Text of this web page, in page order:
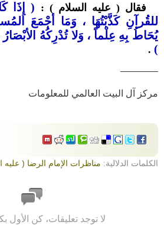
فقال ( عليه السلام ) : ( إِذَا
للقُرآنِ كَذَّبْتُهَا ، وَمَا أجْمَعَ
يُحَاطُ بِهِ عِلْماً ، وَلا تُدْرِكُهُ
)
.
————
مركز آل البيت العالمي للمعلومات
الكلمات الدلالية: مناظرات الإمام الرضا ( عليه
لا توجد تعليقات، كن الأول